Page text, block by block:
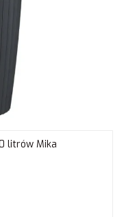
litrów Mika